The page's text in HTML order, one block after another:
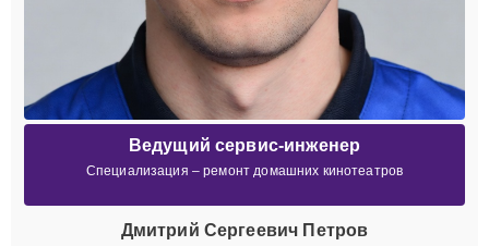
Ведущий сервис-инженер
Специализация – ремонт домашних кинотеатров
Дмитрий Сергеевич Петров